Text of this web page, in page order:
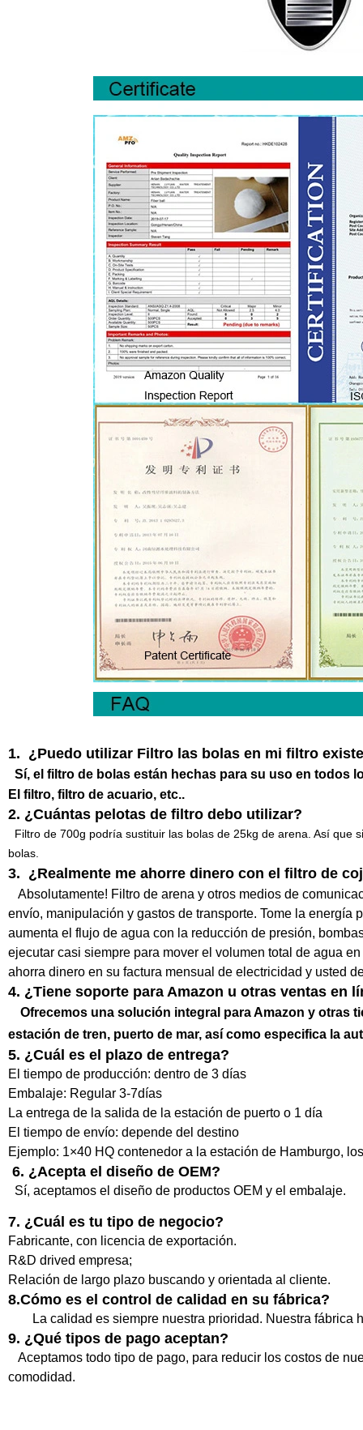
1. ¿Puedo utilizar Filtro las bolas en mi filtro
Sí, el filtro de bolas están hechas para su uso en todos
El filtro, filtro de acuario, etc..
2. ¿Cuántas pelotas de filtro debo utilizar?
Filtro de 700g podría sustituir las bolas de 25kg de arena. Así que
bolas.
3. ¿Realmente me ahorre dinero con el filtro de
Absolutamente! Filtro de arena y otros medios de
envío, manipulación y gastos de transporte. Tome la
aumenta el flujo de agua con la reducción de presión,
ejecutar casi siempre para mover el volumen total de agua
ahorra dinero en su factura mensual de electricidad y usted
4. ¿Tiene soporte para Amazon u otras ventas en
Ofrecemos una solución integral para Amazon y otras
estación de tren, puerto de mar, así como especifica la
5. ¿Cuál es el plazo de entrega?
El tiempo de producción: dentro de 3 días
Embalaje: Regular 3-7días
La entrega de la salida de la estación de puerto o 1 día
El tiempo de envío: depende del destino
Ejemplo: 1×40 HQ contenedor a la estación de Hamburgo,
6. ¿Acepta el diseño de OEM?
Sí, aceptamos el diseño de productos OEM y el embalaje.
7. ¿Cuál es tu tipo de negocio?
Fabricante, con licencia de exportación.
R&D drived empresa;
Relación de largo plazo buscando y orientada al cliente.
8.Cómo es el control de calidad en su fábrica?
La calidad es siempre nuestra prioridad. Nuestra
9. ¿Qué tipos de pago aceptan?
Aceptamos todo tipo de pago, para reducir los costos de
comodidad.